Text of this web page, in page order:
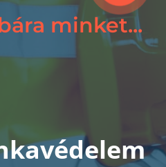
minket...